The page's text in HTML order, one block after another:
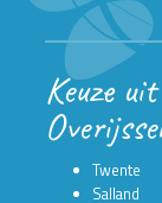
Keuze
Overijssel
Twente
Salland